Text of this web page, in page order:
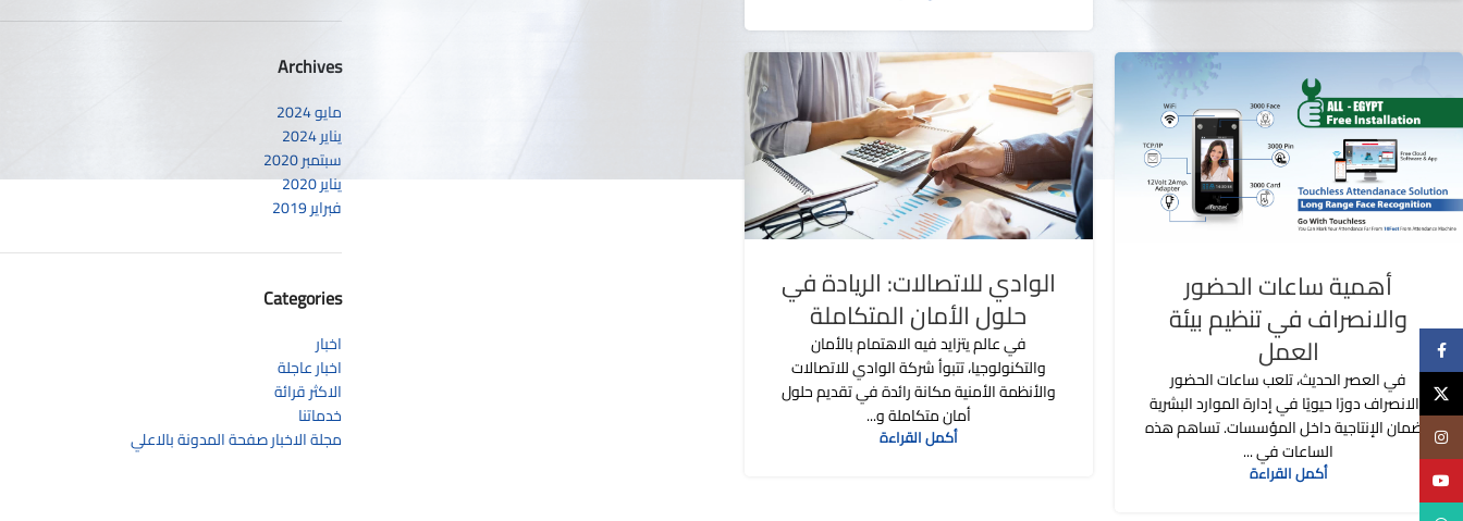
أهمية ساعات الحضور
والانصراف في تنظيم بيئة
العمل
في العصر الحديث، تلعب ساعات الحضور
والانصراف دورًا حيويًا في إدارة الموارد البشرية
وضمان الإنتاجية داخل المؤسسات. تساهم هذه
الساعات في ...
أكمل القراءة
الوادي للاتصالات: الريادة في
حلول الأمان المتكاملة
في عالم يتزايد فيه الاهتمام بالأمان
والتكنولوجيا، تتبوأ شركة الوادي للاتصالات
والأنظمة الأمنية مكانة رائدة في تقديم حلول
أمان متكاملة و...
أكمل القراءة
Archives
مايو 2024
يناير 2024
سبتمبر 2020
يناير 2020
فبراير 2019
Categories
اخبار
اخبار عاجلة
الاكثر قرائة
خدماتنا
مجلة الاخبار صفحة المدونة بالاعلي
X
Instagram